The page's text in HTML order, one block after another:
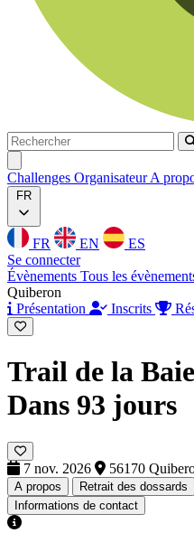
Rechercher
Challenges OrganisateurA
FR
FR EN
ES
Se connecter
Évènements Tous les
Quiberon
Présentation
Inscrits
Trail de la
Dans 93 jours
7 nov. 2026 56170
A propos Retrait des dossards
Informations de contact